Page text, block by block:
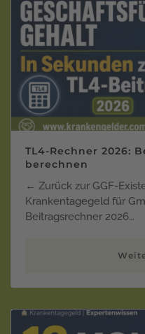
TL4-Rechner 2026:
berechnen
← Zurück zur GGF-
Krankentagegeld für
Beitragsrechner 2026…